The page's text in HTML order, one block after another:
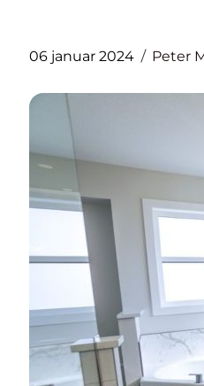
06 januar 2024 Peter